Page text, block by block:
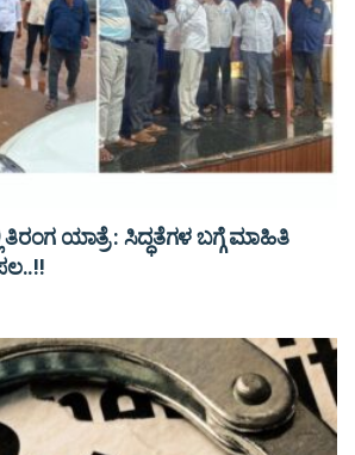
ತಿರಂಗ ಯಾತ್ರೆ : ಸಿದ್ಧತೆಗಳ ಬಗ್ಗೆ ಮಾಹಿತಿ